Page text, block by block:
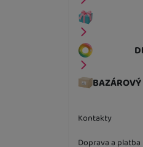
Kontakty
Doprava a platba